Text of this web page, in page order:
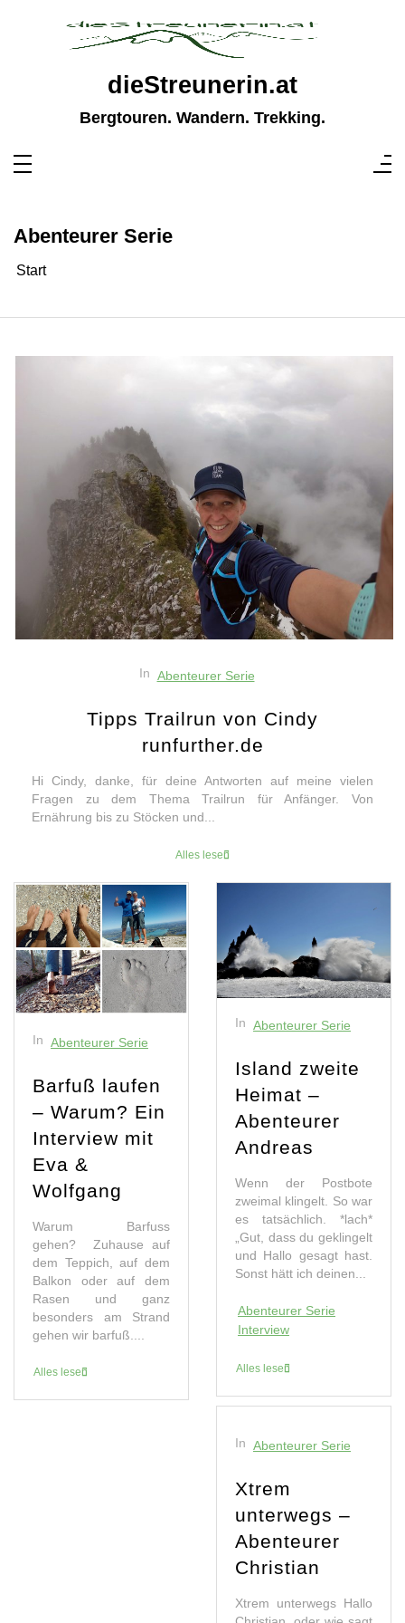
dieStreunerin.at
Bergtouren. Wandern. Trekking.
Abenteurer Serie
Start
In Abenteurer Serie
Tipps Trailrun von Cindy
runfurther.de
Hi Cindy, danke, für deine Antworten auf meine vielen
Fragen zu dem Thema Trailrun für Anfänger. Von
Ernährung bis zu Stöcken und...
Alles lesen
In Abenteurer Serie
Barfuß laufen
– Warum? Ein
Interview mit
Eva &
Wolfgang
Warum Barfuss
gehen? Zuhause auf
dem Teppich, auf dem
Balkon oder auf dem
Rasen und ganz
besonders am Strand
gehen wir barfuß....
Alles lesen
In Abenteurer Serie
Island zweite
Heimat –
Abenteurer
Andreas
Wenn der Postbote
zweimal klingelt. So war
es tatsächlich. *lach*
„Gut, dass du geklingelt
und Hallo gesagt hast.
Sonst hätt ich deinen...
Abenteurer Serie
Interview
Alles lesen
In Abenteurer Serie
Xtrem
unterwegs –
Abenteurer
Christian
Xtrem unterwegs Hallo